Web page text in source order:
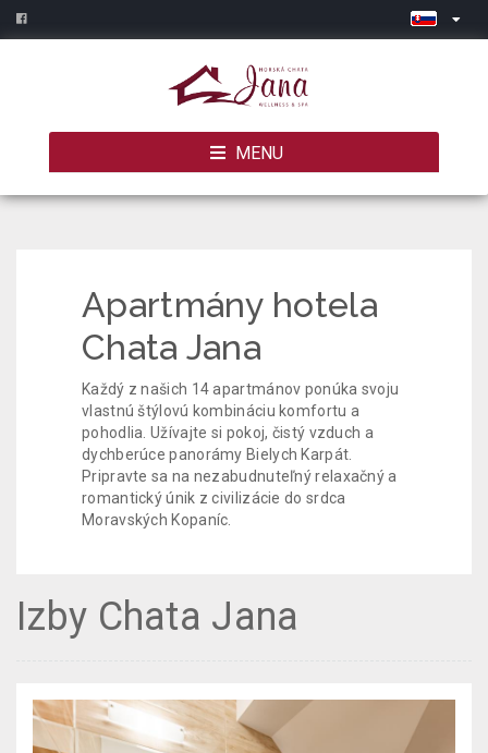
MENU
Apartmány hotela
Chata Jana
Každý z našich 14 apartmánov ponúka svoju
vlastnú štýlovú kombináciu komfortu a
pohodlia. Užívajte si pokoj, čistý vzduch a
dychberúce panorámy Bielych Karpát.
Pripravte sa na nezabudnuteľný relaxačný a
romantický únik z civilizácie do srdca
Moravských Kopaníc.
Izby Chata Jana